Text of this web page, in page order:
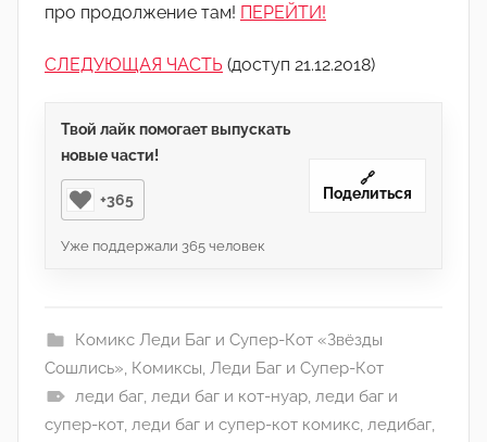
про продолжение там! ПЕРЕЙТИ!
СЛЕДУЮЩАЯ ЧАСТЬ (доступ 21.12.2018)
Твой лайк помогает выпускать
новые части!
+365
Уже поддержали 365 человек
🔗
Поделиться
Комикс Леди Баг и Супер-Кот «Звёзды
Сошлись», Комиксы, Леди Баг и Супер-Кот
леди баг, леди баг и кот-нуар, леди баг и
супер-кот, леди баг и супер-кот комикс, ледибаг,